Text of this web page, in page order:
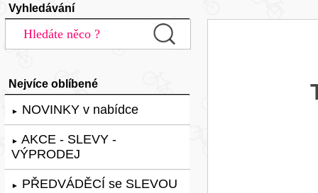
Vyhledávání
Nejvíce oblíbené
► NOVINKY v nabídce
► AKCE - SLEVY -
VÝPRODEJ
► PŘEDVÁDĚCÍ se SLEVOU